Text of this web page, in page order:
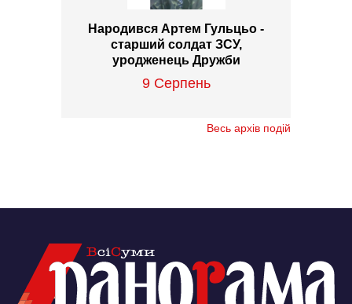
Народився Артем Гульцьо -
старший солдат ЗСУ,
уродженець Дружби
9 Серпень
Весь архів подій